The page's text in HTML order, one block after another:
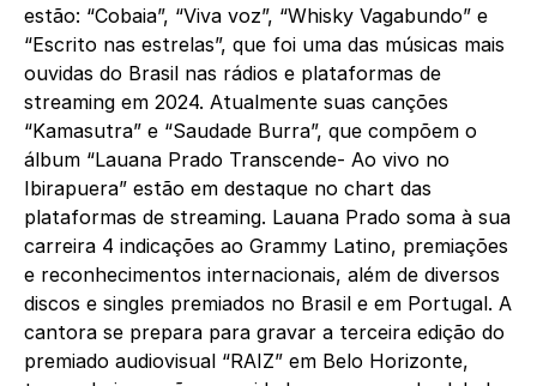
estão: “Cobaia”, “Viva voz”, “Whisky Vagabundo” e
“Escrito nas estrelas”, que foi uma das músicas mais
ouvidas do Brasil nas rádios e plataformas de
streaming em 2024. Atualmente suas canções
“Kamasutra” e “Saudade Burra”, que compõem o
álbum “Lauana Prado Transcende- Ao vivo no
Ibirapuera” estão em destaque no chart das
plataformas de streaming. Lauana Prado soma à sua
carreira 4 indicações ao Grammy Latino, premiações
e reconhecimentos internacionais, além de diversos
discos e singles premiados no Brasil e em Portugal. A
cantora se prepara para gravar a terceira edição do
premiado audiovisual “RAIZ” em Belo Horizonte,